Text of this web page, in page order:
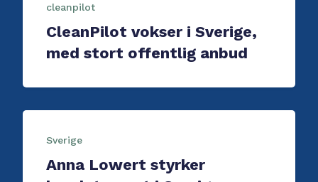
cleanpilot
CleanPilot vokser i Sverige,
med stort offentlig anbud
Sverige
Anna Lowert styrker